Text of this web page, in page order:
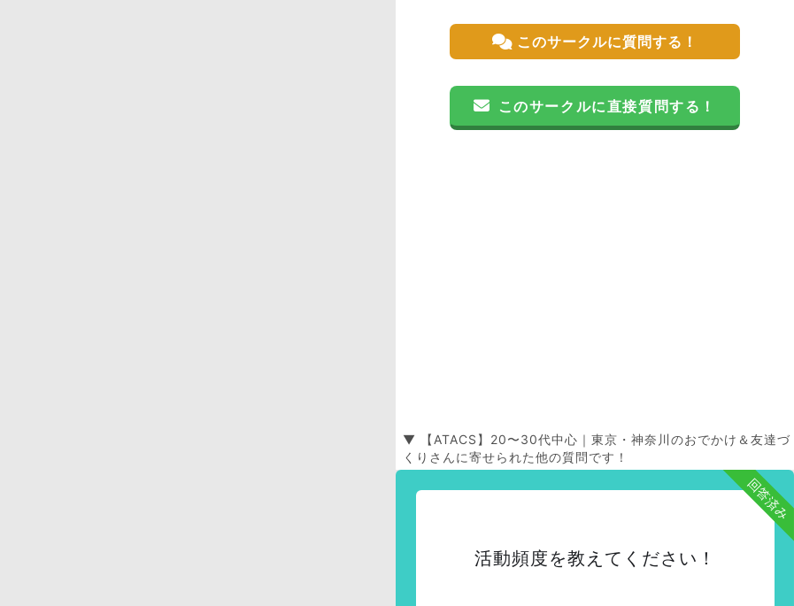
このサークルに質問する！
このサークルに直接質問する！
▼ 【ATACS】20〜30代中心｜東京・神奈川のおでかけ＆友達づ
くりさんに寄せられた他の質問です！
回答済み
活動頻度を教えてください！